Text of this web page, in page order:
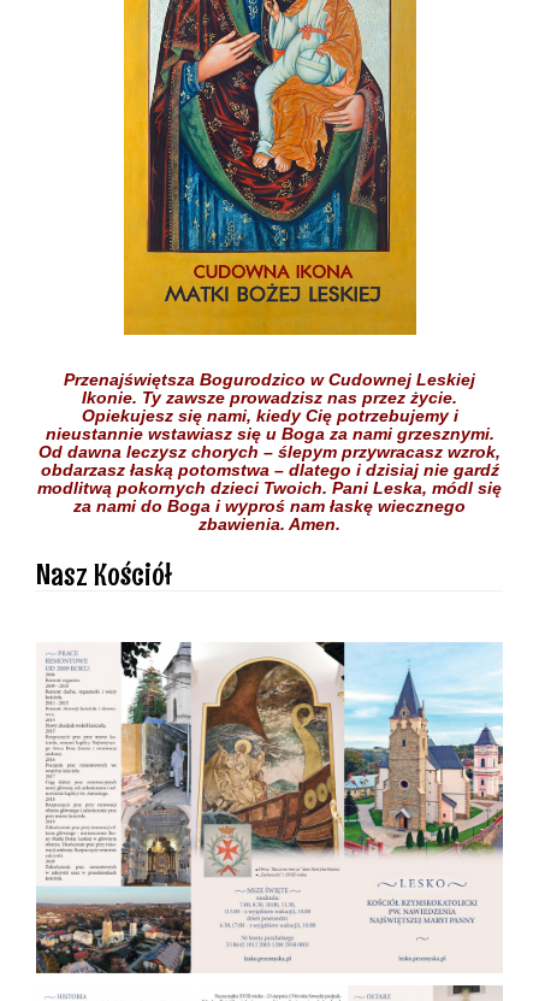
Przenajświętsza Bogurodzico w Cudownej Leskiej
Ikonie. Ty zawsze prowadzisz nas przez życie.
Opiekujesz się nami, kiedy Cię potrzebujemyi
nieustannie wstawiasz się u Boga za nami grzesznymi.
Od dawna leczysz chorych – ślepym przywracasz wzrok,
obdarzasz łaską potomstwa – dlatego i dzisiaj nie gardź
modlitwą pokornych dzieci Twoich. Pani Leska, módl się
za nami do Boga i wyproś nam łaskę wiecznego
zbawienia. Amen.
Nasz Kościół